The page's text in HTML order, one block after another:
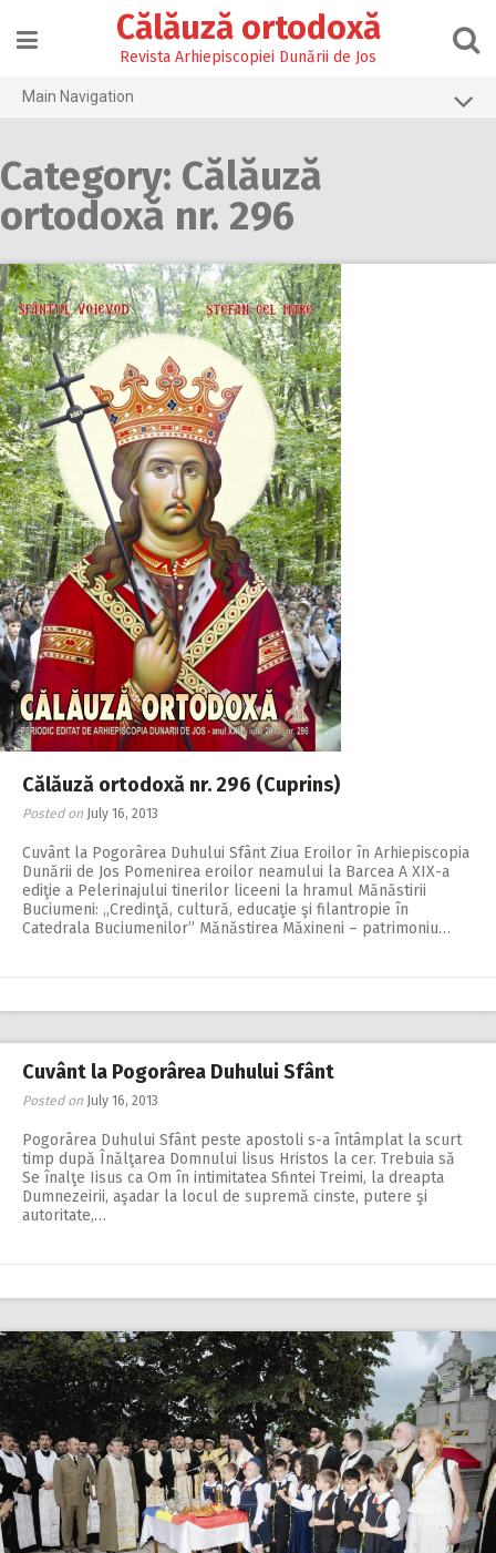
content
Călăuză ortodoxă
Revista Arhiepiscopiei Dunării de Jos
Main Navigation
2026
2025
2024
2023
2022
2021
2020
2019
2018
2017
2016
2015
2014
2013
2012
2011
2009
Category: Călăuză
ortodoxă nr. 296
Călăuză ortodoxă nr. 296 (Cuprins)
Posted on July 16, 2013
Cuvânt la Pogorârea Duhului Sfânt Ziua Eroilor în Arhiepiscopia
Dunării de Jos Pomenirea eroilor neamului la Barcea A XIX-a
ediţie a Pelerinajului tinerilor liceeni la hramul Mănăstirii
Buciumeni: ,,Credinţă, cultură, educaţie şi filantropie în
Catedrala Buciumenilor” Mănăstirea Măxineni – patrimoniu…
Cuvânt la Pogorârea Duhului Sfânt
Posted on July 16, 2013
Pogorârea Duhului Sfânt peste apostoli s-a întâmplat la scurt
timp după Înălţarea Domnului lisus Hristos la cer. Trebuia să
Se înalţe Iisus ca Om în intimitatea Sfintei Treimi, la dreapta
Dumnezeirii, aşadar la locul de supremă cinste, putere şi
autoritate,…